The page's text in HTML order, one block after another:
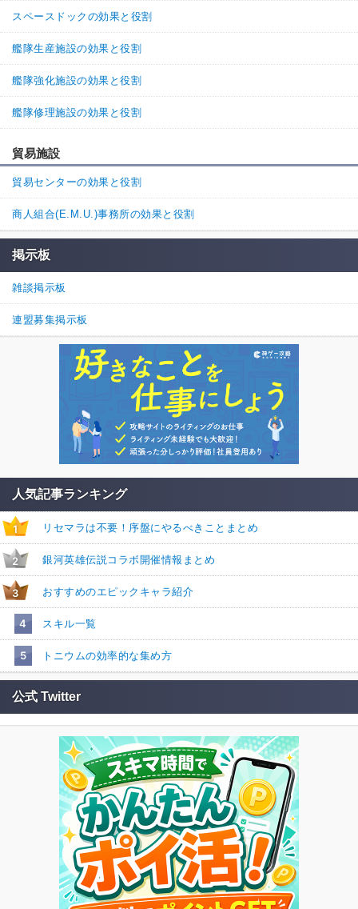
人気記事ランキング
1 リセマラは不要！序盤にやるべきことまとめ
2 銀河英雄伝説コラボ開催情報まとめ
3 おすすめのエピックキャラ紹介
4 スキル一覧
5 トニウムの効率的な集め方
公式 Twitter
スペースドックの効果と役割
艦隊生産施設の効果と役割
艦隊強化施設の効果と役割
艦隊修理施設の効果と役割
貿易施設
貿易センターの効果と役割
商人組合(E.M.U.)事務所の効果と役割
掲示板
雑談掲示板
連盟募集掲示板